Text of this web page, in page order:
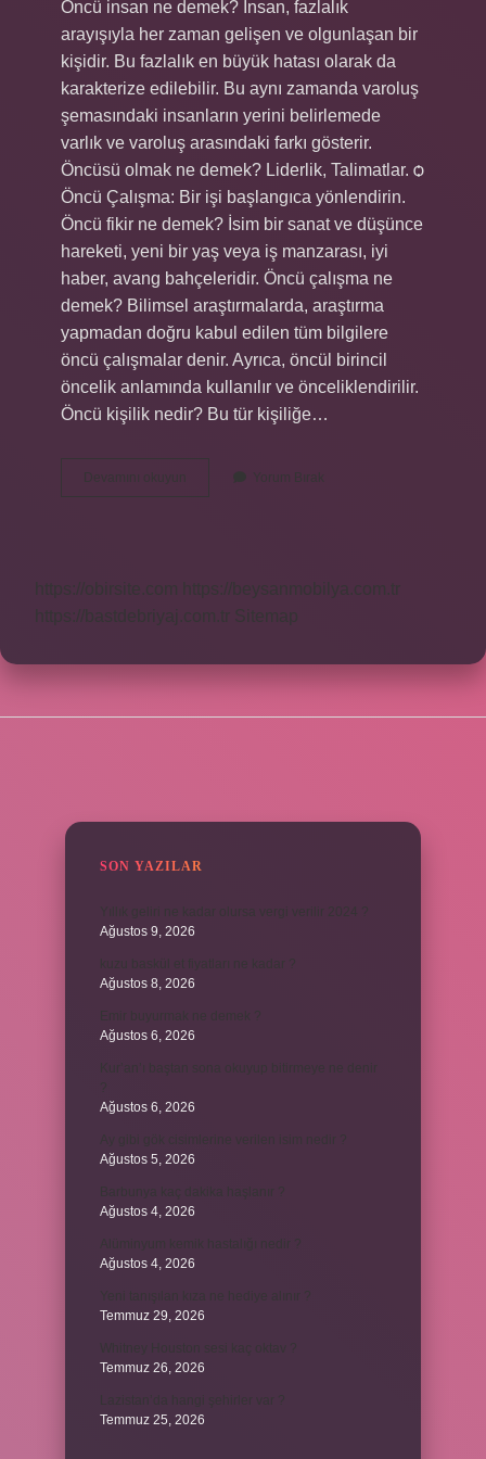
Öncü insan ne demek? İnsan, fazlalık
arayışıyla her zaman gelişen ve olgunlaşan bir
kişidir. Bu fazlalık en büyük hatası olarak da
karakterize edilebilir. Bu aynı zamanda varoluş
şemasındaki insanların yerini belirlemede
varlık ve varoluş arasındaki farkı gösterir.
Öncüsü olmak ne demek? Liderlik, Talimatlar. ѻ
Öncü Çalışma: Bir işi başlangıca yönlendirin.
Öncü fikir ne demek? İsim bir sanat ve düşünce
hareketi, yeni bir yaş veya iş manzarası, iyi
haber, avang bahçeleridir. Öncü çalışma ne
demek? Bilimsel araştırmalarda, araştırma
yapmadan doğru kabul edilen tüm bilgilere
öncü çalışmalar denir. Ayrıca, öncül birincil
öncelik anlamında kullanılır ve önceliklendirilir.
Öncü kişilik nedir? Bu tür kişiliğe…
Devamını okuyun
Insan
Yorum Bırak
https://obirsite.com
https://beysanmobilya.com.tr
https://bastdebriyaj.com.tr Sitemap
SON YAZILAR
Ağustos 9, 2026
Ağustos 8, 2026
Ağustos 6, 2026
Ağustos 6, 2026
Ağustos 5, 2026
Ağustos 4, 2026
Ağustos 4, 2026
Temmuz 29, 2026
Temmuz 26, 2026
Temmuz 25, 2026